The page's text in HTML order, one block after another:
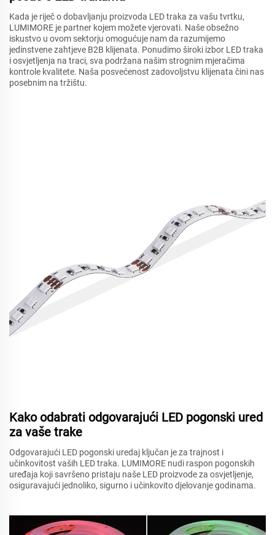
Kada je riječ o dobavljanju proizvoda LED traka za vašu tvrtku,
LUMIMORE je partner kojem možete vjerovati. Naše obsežno
iskustvo u ovom sektorju omogućuje nam da razumijemo
jedinstvene zahtjeve B2B klijenata. Ponudimo široki izbor LED traka
i osvjetljenja na traci, sva podržana našim strognim mjeračima
kontrole kvalitete. Naša posvećenost zadovoljstvu klijenata čini nas
posebnim na tržištu.
Kako odabrati odgovarajući LED pogonski ured
za vaše trake
Odgovarajući LED pogonski uredaj ključan je za trajnost i
učinkovitost vaših LED traka. LUMIMORE nudi raspon pogonskih
uređaja koji savršeno pristaju naše LED proizvode za osvjetljenje,
osiguravajući jednoliko, sigurno i učinkovito djelovanje godinama.